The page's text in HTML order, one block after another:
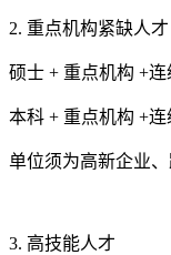
2. 重点机构紧缺人才
硕士 + 重点机构 +连
本科 + 重点机构 +
单位须为高新企业
3. 高技能人才